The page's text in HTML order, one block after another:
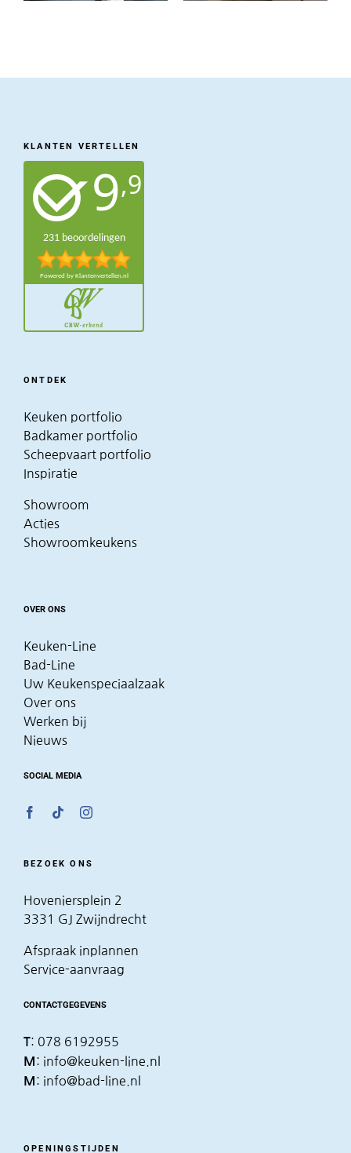
KLANTEN VERTELLEN
ONTDEK
Keuken portfolio
Badkamer portfolio
Scheepvaart portfolio
Inspiratie
Showroom
Acties
Showroomkeukens
OVER ONS
Keuken-Line
Bad-Line
Uw Keukenspeciaalzaak
Over ons
Werken bij
Nieuws
SOCIAL MEDIA
BEZOEK ONS
Hoveniersplein 2
3331 GJ Zwijndrecht
Afspraak inplannen
Service-aanvraag
CONTACTGEGEVENS
T: 078 6192955
M : info@keuken-line.nl
M : info@bad-line.nl
OPENINGSTIJDEN